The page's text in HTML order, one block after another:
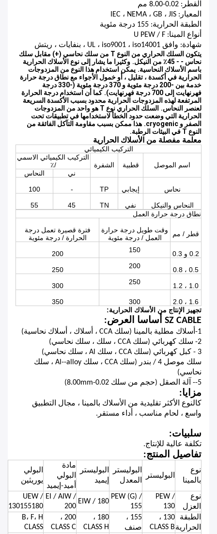
القطر: 0.02-8.00 مم
المعيار: IEC ، NEMA ، GB ، JIS
الطبقة الحرارية: 155 درجة مئوية
أنواع المينا: U PEW / F
شهادة: وافق UL ، iso9001 ، iso14001 ، بنفايات ، ريتش
يتكون السلك الحراري من النوع T من سلك نحاسي (+) مقابل سلك
نحاس - - 45٪ من النيكل.
وكثيرا ما يشار إلى نوع الأسلاك الحرارية
باسم الأسلاك النحاسية. يمكن استخدام هذا النوع من المزدوجات
الحرارية في أكسدة ، تقليل ، أو خمول الأجواء مع نطاق درجة حرارة
خدمة بين -200 درجة مئوية و 370 درجة مئوية (-330 درجة
فهرنهايت إلى 700 درجة فهرنهايت).
كما أن استخدام درجة الحرارة
المرتفعة لهذه المزدوجات الحرارية محدود بسبب الأكسدة السريعة
لعنصر النحاس.
السلك الحراري نوع T هو واحد من المزدوجات
الحرارية التي وضعت حدود الخطأ لاستخدامها في تطبيقات تحت
الصفر و cryogenic.
هذا ممكن بسبب مقاومة التآكل الفائقة من
النوع T في البيئات الرطبة.
معلمة مفصلة من الأسلاك الحرارية
التركيب الكيميائي
اسم الموصل قطبية الشفرة
التركيب الكيميائي الاسمي
/٪
ني
النحاس
نحاس إيجابي TP
-
100
النحاس والنيكل نفي TN
45
55
نطاق درجة حرارة العمل
قطر / مم
وقت طويل درجة حرارة
العمل / درجة مئوية
فترة قصيرة تعمل درجة
الحرارة / درجة مئوية
0.2 و 0.3 150
200
0.5 ، 0.8 200
250
1.0 ، 1.2 250
300
1.6 ، 2.0 300
350
تجهيز الإنتاج من الأسلاك الحرارية:
SZ CABLE أساسا العرض:
1-أسلاك مطلية بالمينا (سلك CCA ، أسلاك ، أسلاك نحاسية)
2- سلك كهربائي (سلك CCA ، سلك ، سلك نحاسي)
3 - كبل كهربائي (سلك CCA ، سلك Al ، سلك نحاسي)
سلك موصل 4 / بندر (سلك CCA ، سلك Al--alloy ، سلك
نحاسي)
5-- آلة الصقل (حجم من سلك 0.02-8.00mm)
مزايا:
كالنوع الأكثر تقليدية من الأسلاك بالمينا ، مجال التطبيق
واسع ، لحام مناسب ، أداء مستقر.
سلبيات:
تكلفة عالية للإنتاج.
تفاصيل المنتج:
نوع
بالمينا
البوليستر
البوليستر
المعدل
البوليستر
إيميد
مادة
البولي
أميد-إيميد
البولي
يوريثين
نوع
العزل
PEW /
130
PEW (G) /
155
EIW / 180
EI / AIW /
200
UEW /
130155180
الطبقة
الحرارية
130 ،
CLASS B
155 ،
صنف
180 ،
CLASS H
200 ،
CLASS C
B، F، H
CLASS